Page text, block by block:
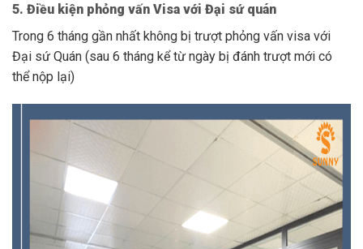
5. Điều kiện phỏng vấn Visa với Đại sứ quán
Trong 6 tháng gần nhất không bị trượt phỏng vấn visa với
Đại sứ Quán (sau 6 tháng kể từ ngày bị đánh trượt mới có
thể nộp lại)